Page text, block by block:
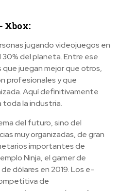
Xbox:
jugando videojuegos en
30% del planeta. Entre ese
que juegan mejor que otros,
profesionales y que
Aquí definitivamente
toda la industria.
del futuro, sino del
muy organizadas, de gran
importantes de
Ninja, el gamer de
dólares en 2019. Los e-
de